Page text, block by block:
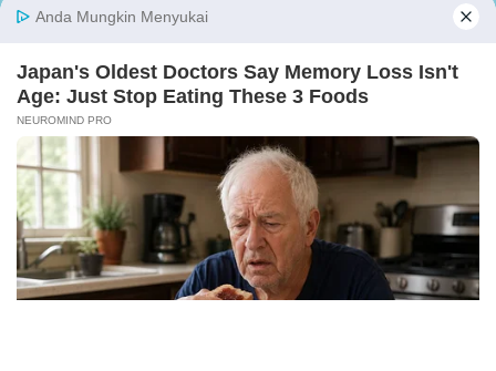
Kabarbaru.co menyajikan berita aktual dan
inspiratif dari sudut pandang berbaik sangka
Follow Kabarbaru